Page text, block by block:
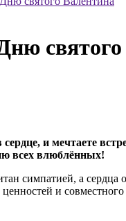
и мечтаете
всех влюблённых!
симпатией, а сердца
и совместного